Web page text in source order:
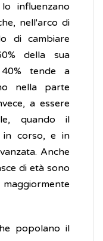
influenzano
nell'arco di
di cambiare
della sua
tende a
nella parte
a essere
quando il
in corso, e in
Anche
di età sono
popolano il